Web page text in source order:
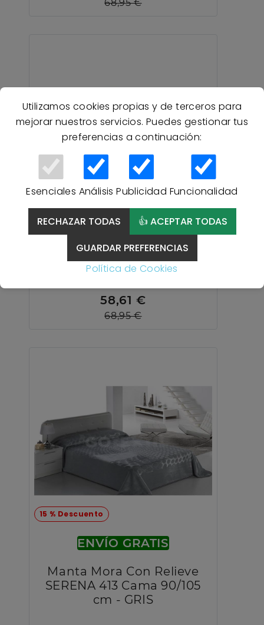
Utilizamos cookies propias y de terceros para
mejorar nuestros servicios. Puedes gestionar tus
preferencias a continuación:
Esenciales Análisis Publicidad Funcionalidad
RECHAZAR TODAS
👍 ACEPTAR TODAS
GUARDAR PREFERENCIAS
Política de Cookies
68,95 €
Manta Mora HARMONY J33
Estampada Gris - Alto
Volumen - GRIS
58,61 €
68,95 €
15 % Descuento
ENVÍO GRATIS
Manta Mora Con Relieve
SERENA 413 Cama 90/105
cm - GRIS